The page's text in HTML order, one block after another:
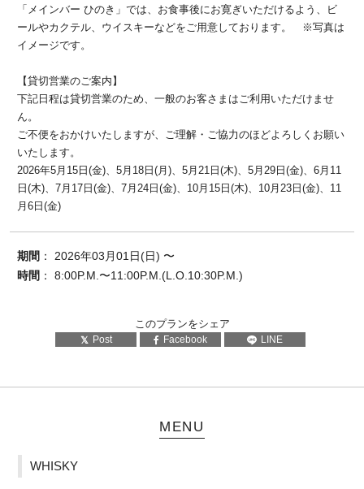
「メインバー ひのき」では、お食事後にお寛ぎいただけるよう、ビ
ールやカクテル、ウイスキーなどをご用意しております。 ※写真は
イメージです。
【貸切営業のご案内】
下記日程は貸切営業のため、一般のお客さまはご利用いただけませ
ん。
ご不便をおかけいたしますが、ご理解・ご協力のほどよろしくお願い
いたします。
2026年5月15日(金)、5月18日(月)、5月21日(木)、5月29日(金)、6月11
日(木)、7月17日(金)、7月24日(金)、10月15日(木)、10月23日(金)、11
月6日(金)
期間 ： 2026年03月01日(日) 〜
時間 ： 8:00P.M.〜11:00P.M.(L.O.10:30P.M.)
このプランをシェア
Post Facebook LINE
MENU
WHISKY